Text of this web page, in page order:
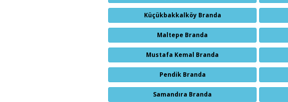
Küçükbakkalköy Branda
Maltepe Branda
Mustafa Kemal Branda
Pendik Branda
Samandıra Branda